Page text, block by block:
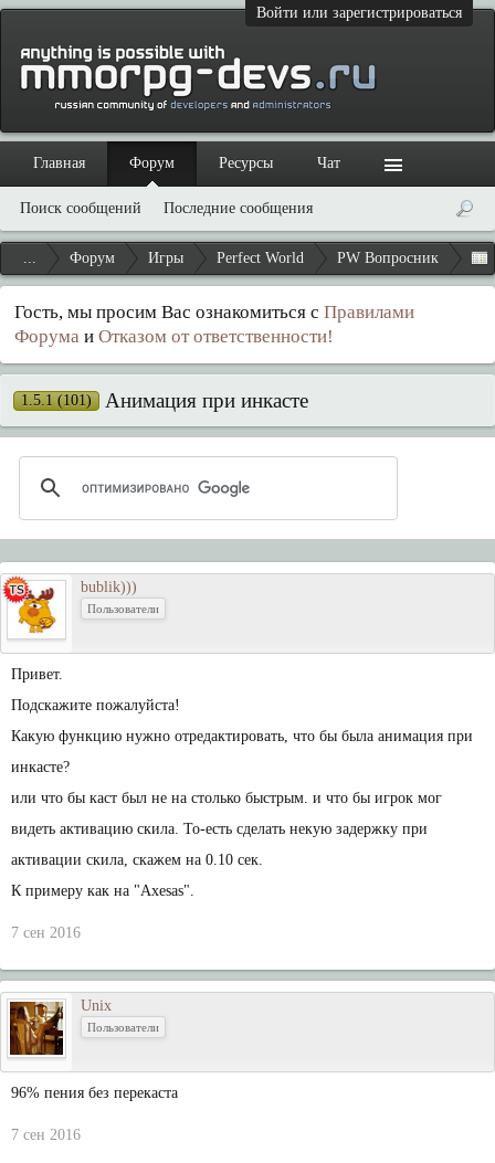
Войти или зарегистрироваться
... Форум Игры Perfect World PW Вопросник
Гость, мы просим Вас ознакомиться с Правилами
Форума и Отказом от ответственности!
1.5.1 (101) Анимация при инкасте
bublik)))
Пользователи
Привет.
Подскажите пожалуйста!
Какую функцию нужно отредактировать, что бы была анимация при
инкасте?
или что бы каст был не на столько быстрым. и что бы игрок мог
видеть активацию скила. То-есть сделать некую задержку при
активации скила, скажем на 0.10 сек.
К примеру как на "Axesas".
7 сен 2016
Unix
Пользователи
96% пения без перекаста
7 сен 2016
Главная Форум
Поиск сообщений Последние сообщения
Ресурсы Чат